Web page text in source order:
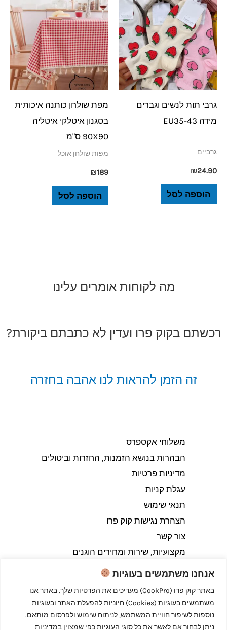
אנחנו משתמשים בעוגיות
באתר קוק פרו (CookPro) מעריכים את הפרטיות שלך. באתר אנו
משתמשים בעוגיות (Cookies) חיוניות להפעלת האתר ובעוגיות
נוספות לשיפור חוויית המשתמש, לניתוח שימוש ולפרסום מותאם.
ניתן לבחור אם לאשר את כל סוגי העוגיות כפי שמצוין במדיניות
גרבי תות לנשים וגברים
מידה EU35-43
גרביים
₪24.90
הוספה לסל
מפת שולחן כותנה איכותית
בסגנון איטלקי איטליה
90X90 ס"מ
מפות שולחן אוכל
₪189
הוספה לסל
מה לקוחות אומרים עלינו
רכשתם בקוק פרו ועדין לא כתבתם ביקורת?
זה הזמן להראות לנו אהבה בחזרה
משלוחי אקספרס
הבהרות בנושא הזמנות, החזרות וביטולים​
מדיניות פרטיות
עגלת קניות
תנאי שימוש
הצהרת נגישות קוק פרו
צור קשר
מקצועיות, שירות ומחירים הוגנים
Copyright © 2026 קוק פרו - לבשל כמו מקצוענים